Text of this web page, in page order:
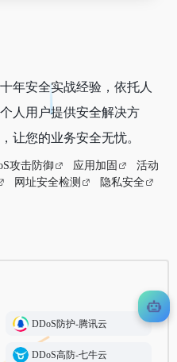
年安全实战经验，依托人
人用户提供安全解决方
让您的业务安全无忧。
攻击防御 应用加固
活动
网址安全检测 隐私安全
DDoS防护-腾讯云
DDoS高防-七牛云